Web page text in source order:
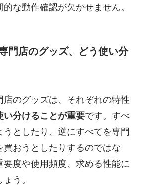
な動作確認が欠かせません。
門店のグッズ、どう使い分
店のグッズは、それぞれの特性
い分けることが重要です。すべ
うとしたり、逆にすべてを専門
買おうとしたりするのではな
要度や使用頻度、求める性能に
う。